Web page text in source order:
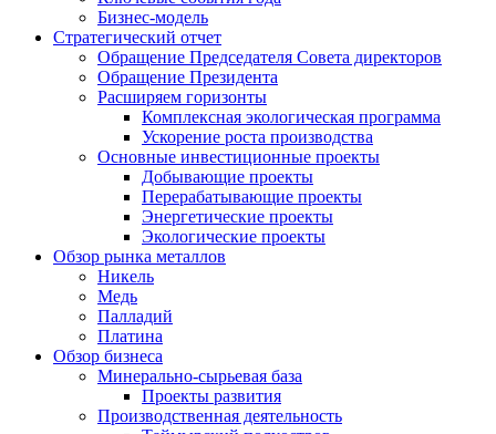
Бизнес-модель
Стратегический отчет
Обращение Председателя Совета директоров
Обращение Президента
Расширяем горизонты
Комплексная экологическая программа
Ускорение роста производства
Основные инвестиционные проекты
Добывающие проекты
Перерабатывающие проекты
Энергетические проекты
Экологические проекты
Обзор рынка металлов
Никель
Медь
Палладий
Платина
Обзор бизнеса
Минерально-сырьевая база
Проекты развития
Производственная деятельность